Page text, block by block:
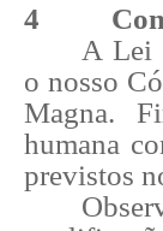
4
A Lei
o nosso
Magna.
humana
previstos